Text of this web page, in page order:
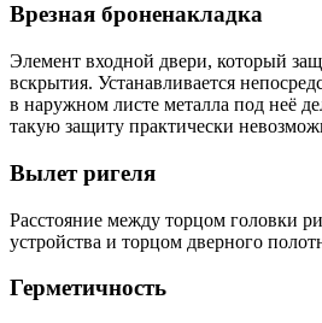
Врезная броненакладка
Элемент входной двери, который
вскрытия. Устанавливается
в наружном листе металла под неё
такую защиту практически
Вылет ригеля
Расстояние между торцом головки
устройства и торцом дверного
Герметичность